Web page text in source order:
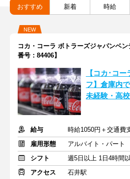
おすすめ 新着 時給
NEW
コカ・コーラ ボトラーズジャパンベ
番号：84406】
【コカ･コ
フ】倉庫内
未経験・高
給与
時給1050円＋交通費
雇用形態
アルバイト・パート
シフト
週5日以上 1日4時間
アクセス
石井駅